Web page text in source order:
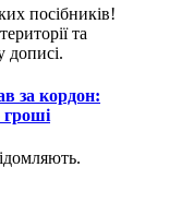
посібників!
та
дописі.
за кордон:
гроші